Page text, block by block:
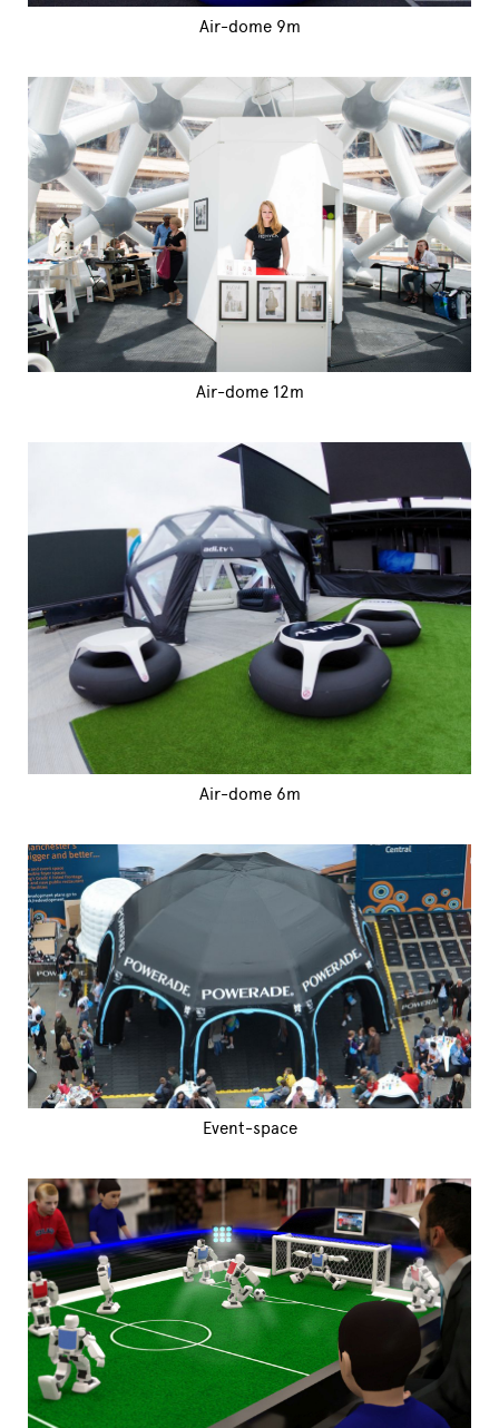
Air-dome 9m
Air-dome 12m
Air-dome 6m
Event-space